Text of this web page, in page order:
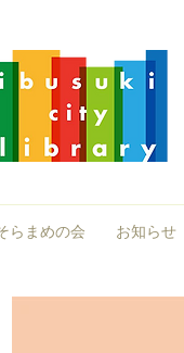
らまめの会 お知らせ